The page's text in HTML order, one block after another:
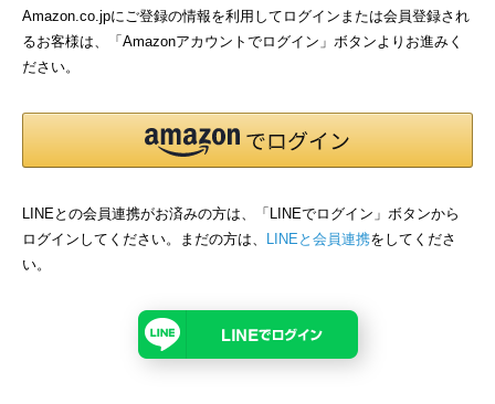
Amazon.co.jpにご登録の情報を利用してログインまたは会員登録され
るお客様は、「Amazonアカウントでログイン」ボタンよりお進みく
ださい。
LINEとの会員連携がお済みの方は、「LINEでログイン」ボタンから
ログインしてください。まだの方は、
LINEと会員連携をしてくださ
い。